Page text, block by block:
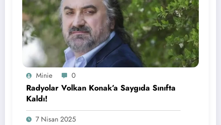
Minie 0
Radyolar Volkan Konak’a Saygıda Sınıfta
Kaldı!
7 Nisan 2025